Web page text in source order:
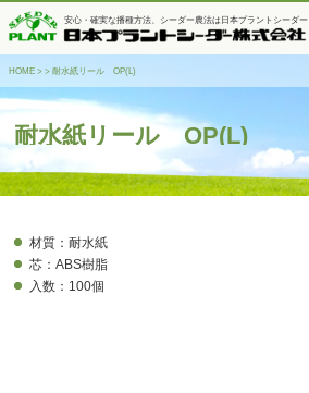
安心・確実な播種方法、シーダー農法は日本プラントシーダー
HOME > > 耐水紙リール OP(L)
耐水紙リール OP(L)
材質：耐水紙
芯：ABS樹脂
入数：100個